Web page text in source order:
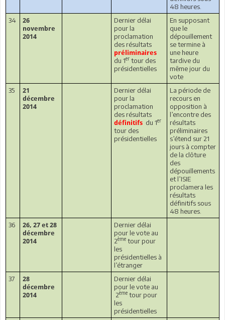
48 heures.
34
26
novembre
2014
Dernier délai
pour la
proclamation
des résultats
préliminaires
du 1er tour des
présidentielles
En supposant
que le
dépouillement
se termine à
une heure
tardive du
même jour du
vote
35
21
décembre
2014
Dernier délai
pour la
proclamation
des résultats
définitifs du 1er
tour des
présidentielles
La période de
recours en
opposition à
l’encontre des
résultats
préliminaires
s’étend sur 21
jours à compter
de la clôture
des
dépouillements
et l’ISIE
proclamera les
résultats
définitifs sous
48 heures.
36
26, 27 et 28
décembre
2014
Dernier délai
pour le vote au
2ème tour pour
les
présidentielles à
l’étranger
37
28
décembre
2014
Dernier délai
pour le vote au
2ème tour pour
les
présidentielles